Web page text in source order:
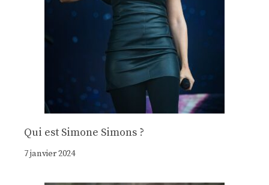
Qui est Simone Simons ?
7 janvier 2024